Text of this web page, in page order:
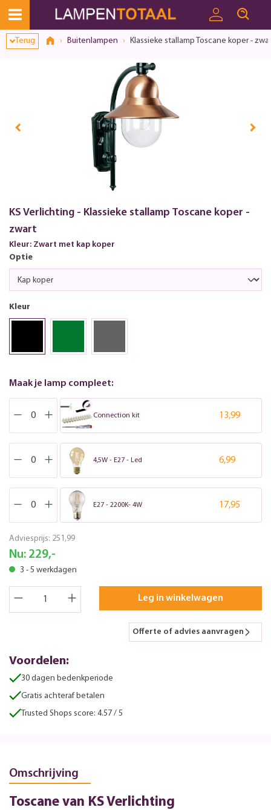
Terug Buitenlampen Klassieke stallamp Toscane koper -
KS Verlichting - Klassieke stallamp Toscane koper -
zwart
Kleur: Zwart met kap koper
Optie
Kleur
Maak je lamp compleet:
Connection kit 13,99
4,5W - E27 - Led 6,99
E27 - 2200K- 4W 17,95
Adviesprijs: 251,99
Nu: 229,-
3 - 5 werkdagen
Leg in winkelwagen
Offerte of advies aanvragen
Voordelen:
30 dagen bedenkperiode
Gratis achteraf betalen
Trusted Shops score: 4.57 / 5
Omschrijving
Toscane van KS Verlichting
Toestemmingsvenster geopend